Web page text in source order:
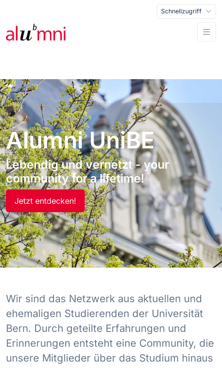
Schnellzugriff
Alumni UniBE
Lebendig und vernetzt - your
community for a lifetime!
Jetzt entdecken!
Wir sind das Netzwerk aus aktuellen und
ehemaligen Studierenden der Universität
Bern. Durch geteilte Erfahrungen und
Erinnerungen entsteht eine Community, die
unsere Mitglieder über das Studium hinaus